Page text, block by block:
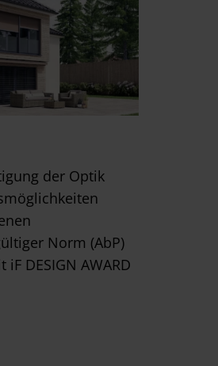
der Optik
Norm (AbP)
DESIGN AWARD